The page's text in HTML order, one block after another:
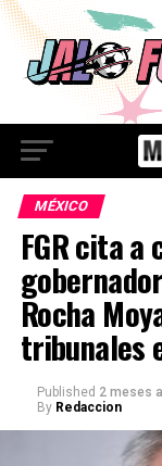
MÉXICO
FGR cita
Rocha
tribunales
Published 2 meses
By Redaccion